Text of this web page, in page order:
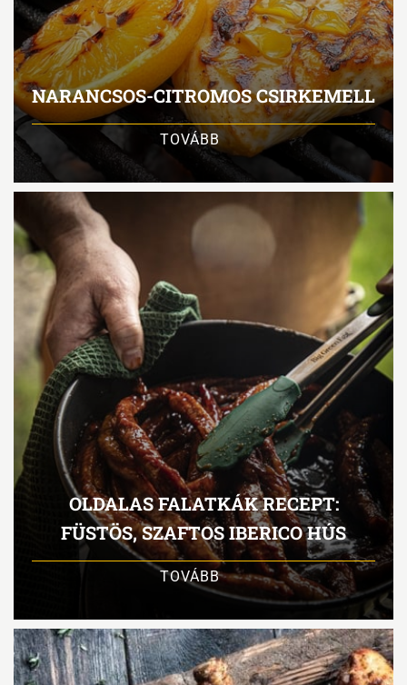
NARANCSOS-CITROMOS CSIRKEMELL
TOVÁBB
OLDALAS FALATKÁK RECEPT:
FÜSTÖS, SZAFTOS IBERICO HÚS
TOVÁBB